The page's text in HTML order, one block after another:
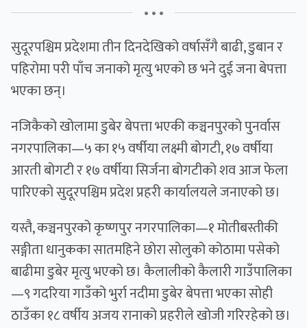
• • •
सुदूरपश्चिम प्रदेशमा तीन दिनदेखिको वर्षासँगै बाढी, डुबान र
पहिरोमा परी पाँच जनाको मृत्यु भएको छ भने दुई जना बेपत्ता
भएका छन्।
नजिकैको खोलामा डुबेर बेपत्ता भएकी कञ्चनपुरको पुनर्वास
नगरपालिका—५ का १५ वर्षीया लक्ष्मी बोगटी, १७ वर्षीया
आरती बोगटी र १७ वर्षीया सिर्जना बोगटीको शव आज फेला
पारिएको सुदूरपश्चिम प्रदेश प्रहरी कार्यालयले जनाएको छ।
यस्तै, कञ्चनपुरको कृष्णपुर नगरपालिका—१ मोतीबस्तीकी
सङ्गीता धानुकका सातमहिने छोरा सोलुको कोठामा पसेको
बाढीमा डुबेर मृत्यु भएको छ। कैलालीको कैलारी गाउँपालिका
—९ गदरिया गाउँको भुर्रा नदीमा डुबेर बेपत्ता भएका सोही
ठाउँका १८ वर्षीय अजय रानाको प्रहरीले खोजी गरिरहेको छ।